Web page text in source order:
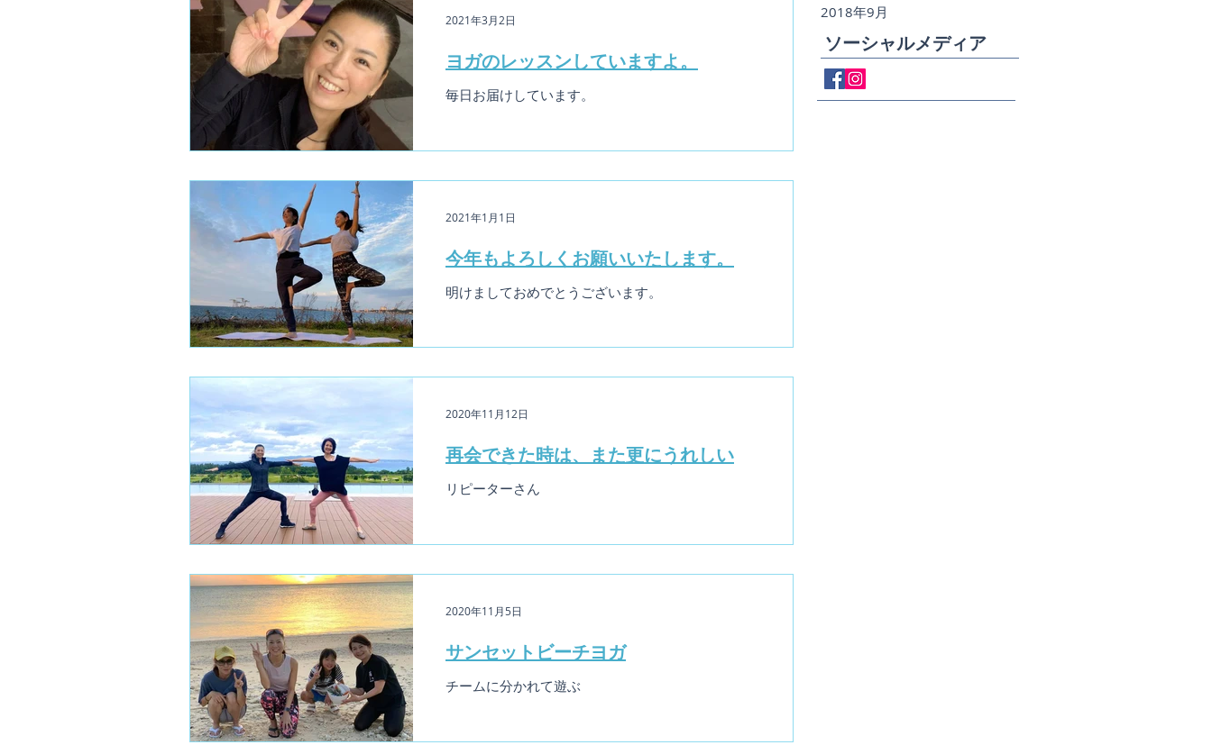
ヨガのレッスンしていますよ。
毎日お届けしています。
2021年3月2日
今年もよろしくお願いいたします。
明けましておめでとうございます。
2021年1月1日
再会できた時は、また更にうれしい
リピーターさん
2020年11月12日
サンセットビーチヨガ
チームに分かれて遊ぶ
2020年11月5日
2018年9月
ソーシャルメディア